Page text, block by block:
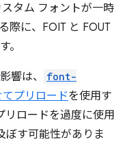
タム フォントが一時
際に、FOIT と FOUT
。
響は、
font-
プリロードを使用す
リロードを過度に使用
ぼす可能性がありま